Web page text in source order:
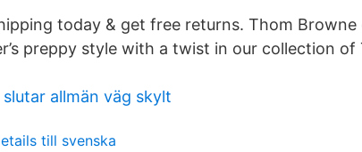
today & get free returns. Thom Browne
preppy style with a twist in our collection
allmän väg skylt
till svenska